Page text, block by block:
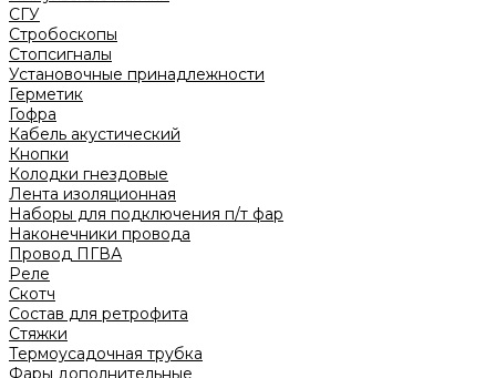
СГУ
Стробоскопы
Стопсигналы
Установочные принадлежности
Герметик
Гофра
Кабель акустический
Кнопки
Колодки гнездовые
Лента изоляционная
Наборы для подключения п/т фар
Наконечники провода
Провод ПГВА
Реле
Скотч
Состав для ретрофита
Стяжки
Термоусадочная трубка
Фары дополнительные